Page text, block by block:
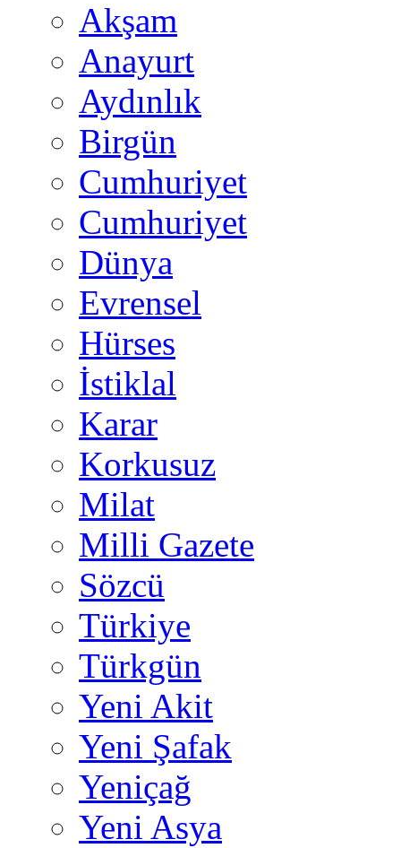
Akşam
Anayurt
Aydınlık
Birgün
Cumhuriyet
Cumhuriyet
Dünya
Evrensel
Hürses
İstiklal
Karar
Korkusuz
Milat
Milli Gazete
Sözcü
Türkiye
Türkgün
Yeni Akit
Yeni Şafak
Yeniçağ
Yeni Asya